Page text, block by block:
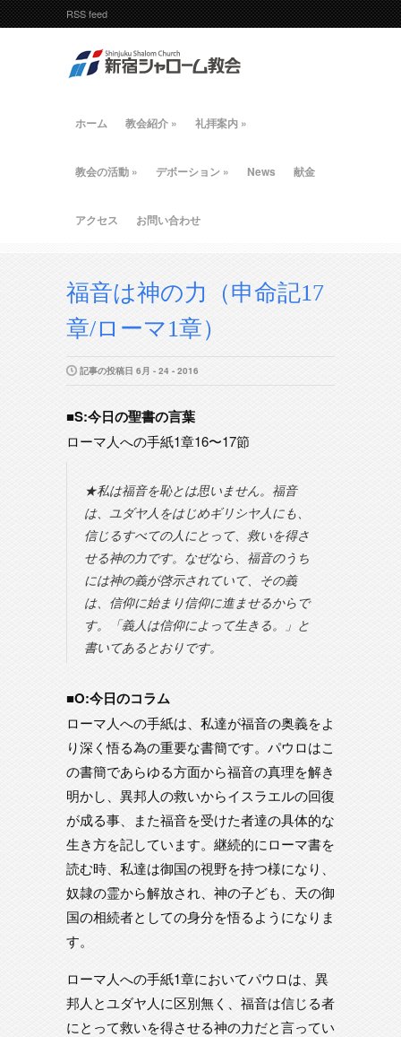
RSS feed
ホーム 教会紹介 » 礼拝案内 »
教会の活動 » デボーション » News 献金
アクセス お問い合わせ
福音は神の力（申命記17
章/ローマ1章）
記事の投稿日 6月 - 24 - 2016
■S:今日の聖書の言葉
ローマ人への手紙1章16〜17節
★私は福音を恥とは思いません。福音
は、ユダヤ人をはじめギリシヤ人にも、
信じるすべての人にとって、救いを得さ
せる神の力です。なぜなら、福音のうち
には神の義が啓示されていて、その義
は、信仰に始まり信仰に進ませるからで
す。「義人は信仰によって生きる。」と
書いてあるとおりです。
■O:今日のコラム
ローマ人への手紙は、私達が福音の奥義をよ
り深く悟る為の重要な書簡です。パウロはこ
の書簡であらゆる方面から福音の真理を解き
明かし、異邦人の救いからイスラエルの回復
が成る事、また福音を受けた者達の具体的な
生き方を記しています。継続的にローマ書を
読む時、私達は御国の視野を持つ様になり、
奴隷の霊から解放され、神の子ども、天の御
国の相続者としての身分を悟るようになりま
す。
ローマ人への手紙1章においてパウロは、異
邦人とユダヤ人に区別無く、福音は信じる者
にとって救いを得させる神の力だと言ってい